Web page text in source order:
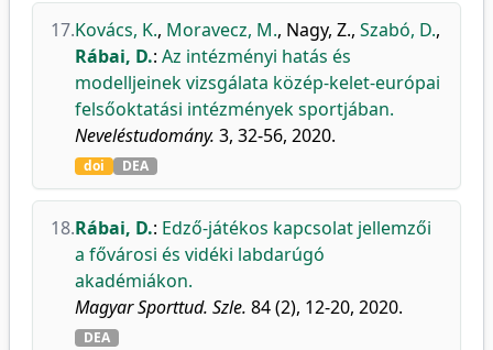
17.Kovács, K., Moravecz, M., Nagy, Z., Szabó, D.,
Rábai, D.: Az intézményi hatás és
modelljeinek vizsgálata közép-kelet-európai
felsőoktatási intézmények sportjában.
Neveléstudomány. 3, 32-56, 2020.
doi DEA
18.Rábai, D.: Edző-játékos kapcsolat jellemzői
a fővárosi és vidéki labdarúgó
akadémiákon.
Magyar Sporttud. Szle. 84 (2), 12-20, 2020.
DEA